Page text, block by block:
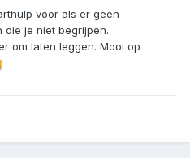
voor als er geen
die je niet begrijpen.
om laten leggen. Mooi op